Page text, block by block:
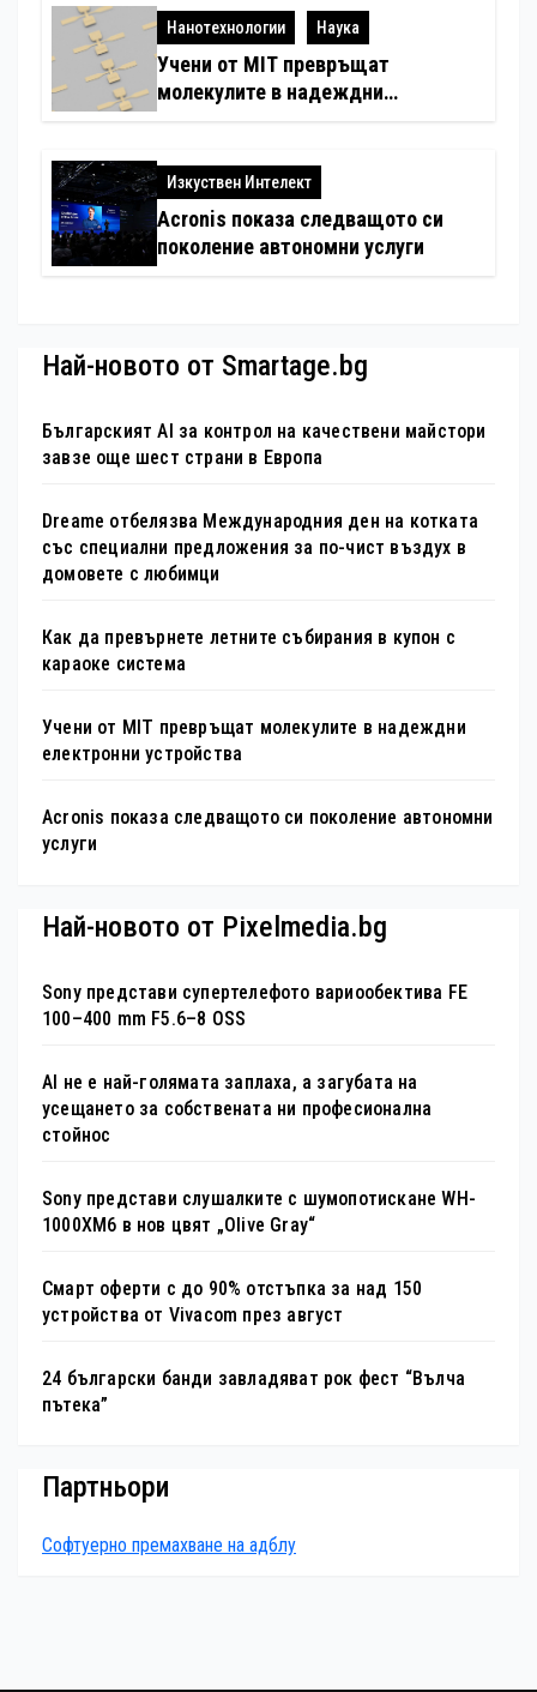
Нанотехнологии Наука
Учени от MIT превръщат
молекулите в надеждни
Изкуствен Интелект
Acronis показа следващото си
поколение автономни услуги
Най-новото от Smartage.bg
Българският AI за контрол на качествени майстори
завзе още шест страни в Европа
Dreame отбелязва Международния ден на котката
със специални предложения за по-чист въздух в
домовете с любимци
Как да превърнете летните събирания в купон с
караоке система
Учени от MIT превръщат молекулите в надеждни
електронни устройства
Acronis показа следващото си поколение автономни
услуги
Най-новото от Pixelmedia.bg
Sony представи супертелефото вариообектива FE
100–400 mm F5.6–8 OSS
AI не е най-голямата заплаха, а загубата на
усещането за собствената ни професионална
стойнос
Sony представи слушалките с шумопотискане WH-
1000XM6 в нов цвят „Olive Gray“
Смарт оферти с до 90% отстъпка за над 150
устройства от Vivacom през август
24 български банди завладяват рок фест “Вълча
пътека”
Партньори
Софтуерно премахване на адблу